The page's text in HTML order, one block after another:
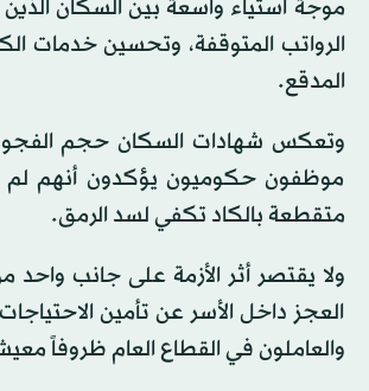
موجة استياء واسعة بين السكان
الرواتب المتوقفة، وتحسين خدمات
المدقع.
وتعكس شهادات السكان حجم الفجوة
موظفون حكوميون يؤكدون أنهم لم
متقطعة بالكاد تكفي لسد الرمق.
ولا يقتصر أثر الأزمة على جانب واحد
العجز داخل الأسر عن تأمين
والعاملون في القطاع العام ظروفاً